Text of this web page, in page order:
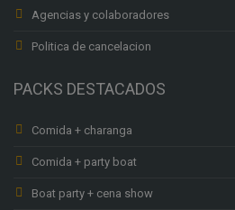
Agencias y colaboradores
Politica de cancelacion
PACKS DESTACADOS
Comida + charanga
Comida + party boat
Boat party + cena show